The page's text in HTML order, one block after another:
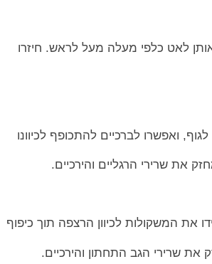
לאט כלפי מעלה מעל לראש. חיזרו
ואפשרו לברכיים להתכופף לכיוונו
את שרירי הרגליים והירכיים.
את המשקולות לכיוון הרצפה תוך כיפוף
את שרירי הגב התחתון והירכיים.